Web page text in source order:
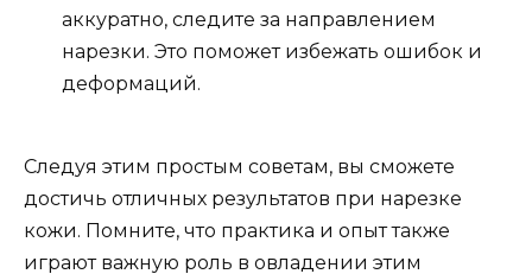
аккуратно, следите за направлением
нарезки. Это поможет избежать ошибок и
деформаций.
Следуя этим простым советам, вы сможете
достичь отличных результатов при нарезке
кожи. Помните, что практика и опыт также
играют важную роль в овладении этим